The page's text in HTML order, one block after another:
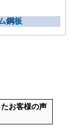
鋼板
お客様の声